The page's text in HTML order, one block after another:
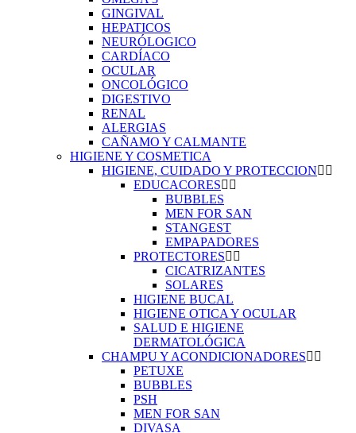
GINGIVAL
HEPATICOS
NEURÓLOGICO
CARDÍACO
OCULAR
ONCOLÓGICO
DIGESTIVO
RENAL
ALERGIAS
CAÑAMO Y CALMANTE
HIGIENE Y COSMETICA
HIGIENE, CUIDADO Y PROTECCION
EDUCACORES
BUBBLES
MEN FOR SAN
STANGEST
EMPAPADORES
PROTECTORES
CICATRIZANTES
SOLARES
HIGIENE BUCAL
HIGIENE OTICA Y OCULAR
SALUD E HIGIENE
DERMATOLÓGICA
CHAMPU Y ACONDICIONADORES
PETUXE
BUBBLES
PSH
MEN FOR SAN
DIVASA